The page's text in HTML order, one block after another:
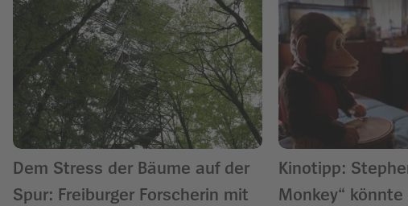
Dem Stress der Bäume auf der
Spur: Freiburger Forscherin mit
Kinotipp:
Monkey“